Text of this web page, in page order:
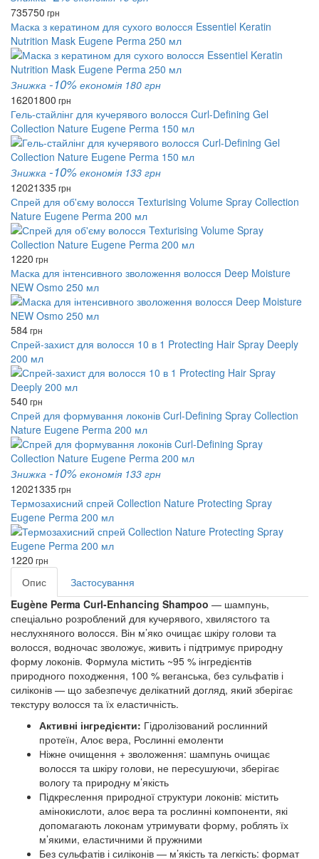
735750 грн
Маска з кератином для сухого волосся Essentiel Keratin
Nutrition Mask Eugene Perma 250 мл
Знижка -10% економія 180 грн
16201800 грн
Гель-стайлінг для кучерявого волосся Curl-Defining Gel
Collection Nature Eugene Perma 150 мл
Знижка -10% економія 133 грн
12021335грн
Спрей для об'єму волосся Texturising Volume Spray Collection
Nature Eugene Perma 200 мл
1220 грн
Маска для інтенсивного зволоження волосся Deep Moisture
NEW Osmo 250 мл
584грн
Спрей-захист для волосся 10 в 1 Protecting Hair Spray Deeply
200 мл
540 грн
Спрей для формування локонів Curl-Defining Spray Collection
Nature Eugene Perma 200 мл
Знижка -10% економія 133 грн
12021335грн
Термозахисний спрей Collection Nature Protecting Spray
Eugene Perma 200 мл
1220 грн
Опис
Застосування
Eugène Perma Curl-Enhancing Shampoo — шампунь,
спеціально розроблений для кучерявого, хвилястого та
неслухняного волосся. Він м’яко очищає шкіру голови та
волосся, водночас зволожує, живить і підтримує природну
форму локонів. Формула містить ~95 % інгредієнтів
природного походження, 100 % веганська, без сульфатів і
силіконів — що забезпечує делікатний догляд, який зберігає
текстуру волосся та їх еластичність.
Активні інгредієнти: Гідролізований рослинний
протеїн, Алоє вера, Рослинні емоленти
Ніжне очищення + зволоження: шампунь очищає
волосся та шкіру голови, не пересушуючи, зберігає
вологу та природну м’якість
Підкреслення природної структури локонів: містить
амінокислоти, алоє вера та рослинні компоненти, які
допомагають локонам утримувати форму, роблять їх
м’якими, еластичними й пружними
Без сульфатів і силіконів — м’якість та легкість: формат